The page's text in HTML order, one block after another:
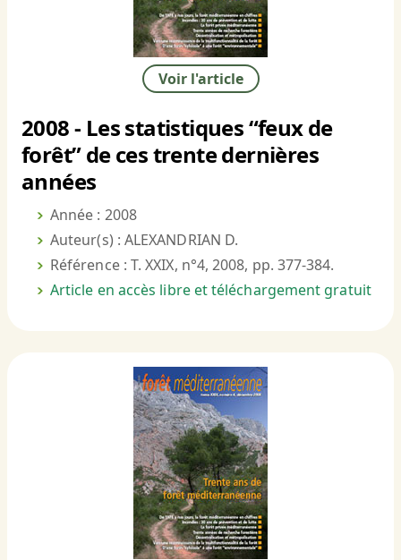
Voir l'article
2008 - Les statistiques “feux de
forêt” de ces trente dernières
années
Année : 2008
Auteur(s) : ALEXANDRIAN D.
Référence : T. XXIX, n°4, 2008, pp. 377-384.
Article en accès libre et téléchargement gratuit